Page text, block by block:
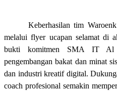
Keberhasilan tim
melalui flyer ucapan selamat di
bukti komitmen SMA IT Al
pengembangan bakat dan minat
dan industri kreatif digital.
coach profesional semakin